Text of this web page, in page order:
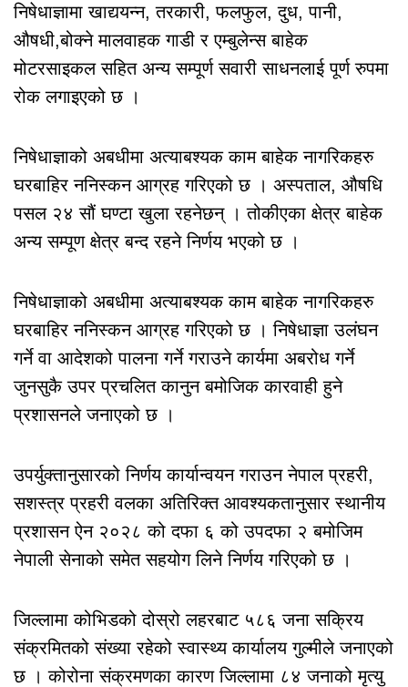
निषेधाज्ञामा खाद्ययन्न, तरकारी, फलफुल, दुध, पानी,
औषधी,बोक्ने मालवाहक गाडी र एम्बुलेन्स बाहेक
मोटरसाइकल सहित अन्य सम्पूर्ण सवारी साधनलाई पूर्ण रुपमा
रोक लगाइएको छ ।
निषेधाज्ञाको अबधीमा अत्याबश्यक काम बाहेक नागरिकहरु
घरबाहिर ननिस्कन आग्रह गरिएको छ । अस्पताल, औषधि
पसल २४ सौं घण्टा खुला रहनेछन् । तोकीएका क्षेत्र बाहेक
अन्य सम्पूण क्षेत्र बन्द रहने निर्णय भएको छ ।
निषेधाज्ञाको अबधीमा अत्याबश्यक काम बाहेक नागरिकहरु
घरबाहिर ननिस्कन आग्रह गरिएको छ । निषेधाज्ञा उलंघन
गर्ने वा आदेशको पालना गर्ने गराउने कार्यमा अबरोध गर्ने
जुनसुकै उपर प्रचलित कानुन बमोजिक कारवाही हुने
प्रशासनले जनाएको छ ।
उपर्युक्तानुसारको निर्णय कार्यान्वयन गराउन नेपाल प्रहरी,
सशस्त्र प्रहरी वलका अतिरिक्त आवश्यकतानुसार स्थानीय
प्रशासन ऐन २०२८ को दफा ६ को उपदफा २ बमोजिम
नेपाली सेनाको समेत सहयोग लिने निर्णय गरिएको छ ।
जिल्लामा कोभिडको दोस्रो लहरबाट ५८६ जना सक्रिय
संक्रमितको संख्या रहेको स्वास्थ्य कार्यालय गुल्मीले जनाएको
छ । कोरोना संक्रमणका कारण जिल्लामा ८४ जनाको मृत्यु